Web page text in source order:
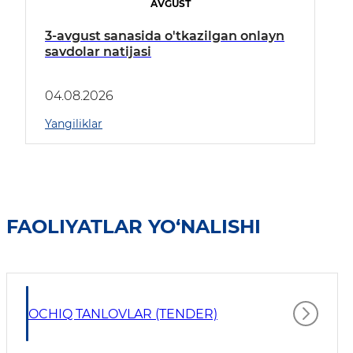
AVGUST
3-avgust sanasida o'tkazilgan onlayn
savdolar natijasi
04.08.2026
Yangiliklar
FAOLIYATLAR YO‘NALISHI
OCHIQ TANLOVLAR (TENDER)